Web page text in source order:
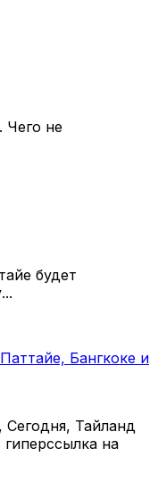
Чего не
будет
Бангкоке и
Тайланд
на